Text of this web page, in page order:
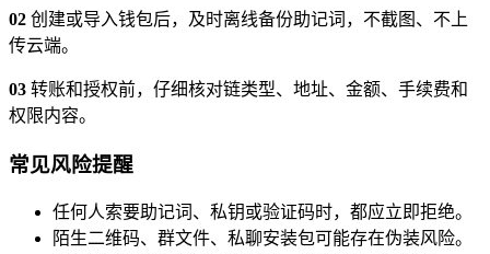
02 创建或导入钱包后，及时离线备份助记词，不截图、不上
传云端。
03 转账和授权前，仔细核对链类型、地址、金额、手续费和
权限内容。
常见风险提醒
任何人索要助记词、私钥或验证码时，都应立即拒绝。
陌生二维码、群文件、私聊安装包可能存在伪装风险。